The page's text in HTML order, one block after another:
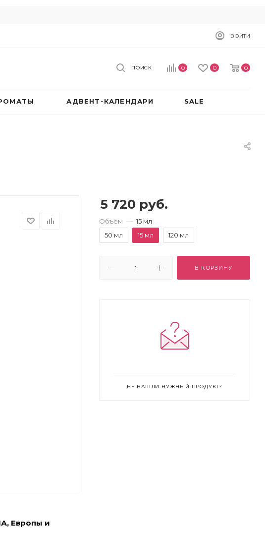
ВОЙТИ
0 0 0
ПОИСК
АДВЕНТ-КАЛЕНДАРИ SALE
Европы и
5 720 руб.
Объём — 15 мл
50 мл
15 мл 120 мл
В КОРЗИНУ
НЕ НАШЛИ НУЖНЫЙ ПРОДУКТ?